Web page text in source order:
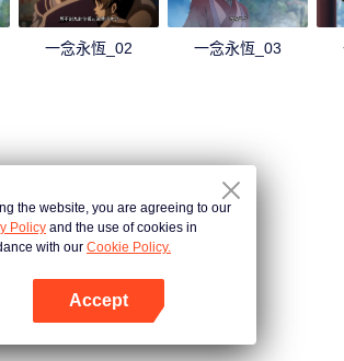
一念永恆_02 一念永恆_03
the website, you are agreeing to our
Policy and the use of cookies in
with our Cookie Policy.
Accept